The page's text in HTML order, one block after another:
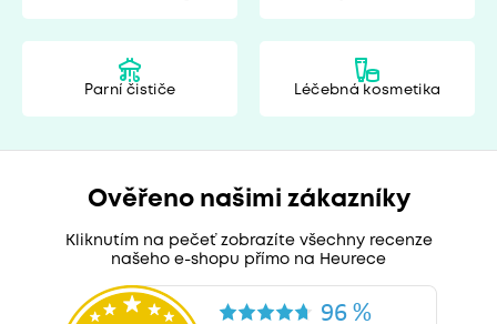
Parní čističe Léčebná kosmetika
Ověřeno našimi zákazníky
Kliknutím na pečeť zobrazíte všechny recenze
našeho e-shopu přímo na Heurece